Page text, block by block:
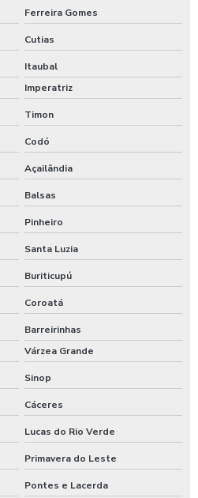
Ferreira Gomes
Cutias
Itaubal
Imperatriz
Timon
Codó
Açailândia
Balsas
Pinheiro
Santa Luzia
Buriticupú
Coroatá
Barreirinhas
Várzea Grande
Sinop
Cáceres
Lucas do Rio Verde
Primavera do Leste
Pontes e Lacerda